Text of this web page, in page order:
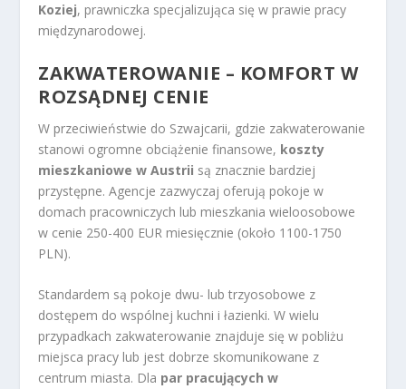
Koziej, prawniczka specjalizująca się w prawie pracy
międzynarodowej.
ZAKWATEROWANIE – KOMFORT W
ROZSĄDNEJ CENIE
W przeciwieństwie do Szwajcarii, gdzie zakwaterowanie
stanowi ogromne obciążenie finansowe, koszty
mieszkaniowe w Austrii są znacznie bardziej
przystępne. Agencje zazwyczaj oferują pokoje w
domach pracowniczych lub mieszkania wieloosobowe
w cenie 250-400 EUR miesięcznie (około 1100-1750
PLN).
Standardem są pokoje dwu- lub trzyosobowe z
dostępem do wspólnej kuchni i łazienki. W wielu
przypadkach zakwaterowanie znajduje się w pobliżu
miejsca pracy lub jest dobrze skomunikowane z
centrum miasta. Dla par pracujących w